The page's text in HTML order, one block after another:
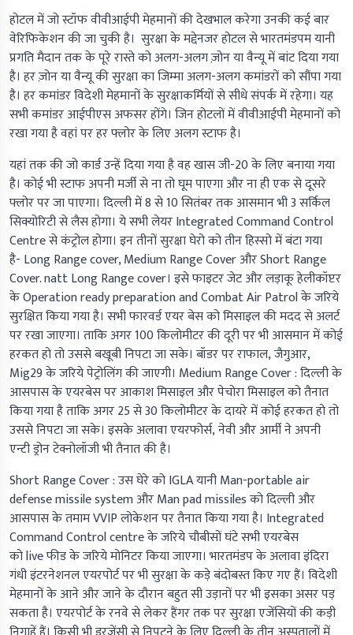
होटल में जो स्टॉफ वीवीआईपी मेहमानों की देखभाल करेगा उनकी कई बार
वेरिफिकेशन की जा चुकी है। सुरक्षा के मद्देनजर होटल से भारतमंडपम यानी
प्रगति मैदान तक के पूरे रास्ते को अलग-अलग ज़ोन या वैन्यू में बांट दिया गया
है। हर ज़ोन या वैन्यू की सुरक्षा का जिम्मा अलग-अलग कमांडरों को सौंपा गया
है। हर कमांडर विदेशी मेहमानों के सुरक्षाकर्मियों से सीधे संपर्क में रहेगा। यह
सभी कमांडर आईपीएस अफसर होंगे। जिन होटलों में वीवीआईपी मेहमानों को
रखा गया है वहां पर हर फ्लोर के लिए अलग स्टाफ है।
यहां तक की जो कार्ड उन्हें दिया गया है वह खास जी-20 के लिए बनाया गया
है। कोई भी स्टाफ अपनी मर्जी से ना तो घूम पाएगा और ना ही एक से दूसरे
फ्लोर पर जा पाएगा। दिल्ली में 8 से 10 सितंबर तक आसमान भी 3 सर्किल
सिक्योरिटी से लैस होगा। ये सभी लेयर Integrated Command Control
Centre से कंट्रोल होगा। इन तीनों सुरक्षा घेरो को तीन हिस्सो में बंटा गया
है- Long Range cover, Medium Range Cover और Short Range
Cover. natt Long Range cover। इसे फाइटर जेट और लड़ाकू हेलीकॉप्टर
के Operation ready preparation and Combat Air Patrol के जरिये
सुरक्षित किया गया है। सभी फारवर्ड एयर बेस को मिसाइल की मदद से अलर्ट
पर रखा जाएगा। ताकि अगर 100 किलोमीटर की दूरी पर भी आसमान में कोई
हरकत हो तो उससे बखूबी निपटा जा सके। बॉडर पर राफाल, जैगुआर,
Mig29 के जरिये पेट्रोलिंग की जाएगी। Medium Range Cover :दिल्ली के
आसपास के एयरबेस पर आकाश मिसाइल और पेचोरा मिसाइल को तैनात
किया गया है ताकि अगर 25 से 30 किलोमीटर के दायरे में कोई हरकत हो तो
उससे निपटा जा सके। इसके अलावा एयरफोर्स, नेवी और आर्मी ने अपनी
एन्टी ड्रोन टेक्नोलॉजी भी तैनात की है।
Short Range Cover :उस घेरे को IGLA यानी Man-portable air
defense missile system और Man pad missiles को दिल्ली और
आसपास के तमाम VVIP लोकेशन पर तैनात किया गया है। Integrated
Command Control centre के जरिये चौबीसों घंटे सभी एयरबेस
को live फीड के जरिये मोनिटर किया जाएगा। भारतमंडप के अलावा इंदिरा
गंधी इंटरनेशनल एयरपोर्ट पर भी सुरक्षा के कड़े बंदोबस्त किए गए हैं। विदेशी
मेहमानों के आने और जाने के दौरान बहुत सी उड़ानों पर भी इसका असर पड़
सकता है। एयरपोर्ट के रनवे से लेकर हैंगर तक पर सुरक्षा एजेंसियों की कड़ी